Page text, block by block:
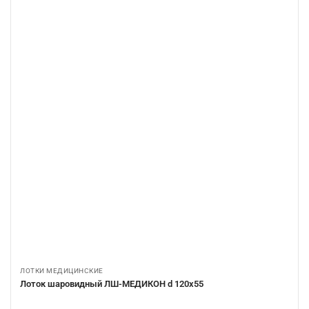
ЛОТКИ МЕДИЦИНСКИЕ
Лоток шаровидный ЛШ-МЕДИКОН d 120х55